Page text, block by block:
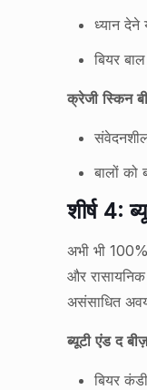
ध्यान देने
बियर
क्रेजी स्किन
बालों को
शीर्ष 4:
अभी भी
और
असंसाधित
ब्यूटी एंड द
बियर